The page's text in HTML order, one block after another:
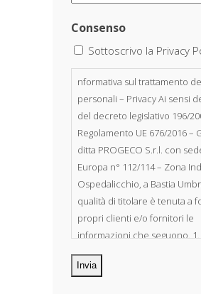
Consenso
Sottoscrivo la Privacy
nformativa sul trattamento
personali – Privacy Ai sensi
del decreto legislativo 196/
Regolamento UE 676/2016 –
ditta PROGECO S.r.l. con
Europa n° 112/114 – Zona
Ospedalicchio, a Bastia
qualità di titolare è tenuta a
propri clienti e/o fornitori le
informazioni che seguono.
dei dati personali
oggetto di trattamento i Suoi